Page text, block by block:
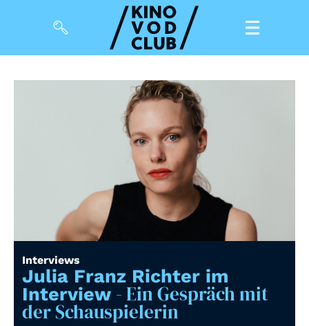
Magazin
Kuratierungen
So geht’s
Filmpakete
Gutscheine
& Filmpässe
Account
Interviews
Julia Franz Richter im
Interview - Ein Gespräch mit
der Schauspielerin